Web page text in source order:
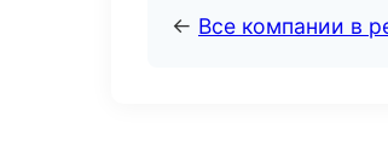
← Все компании в